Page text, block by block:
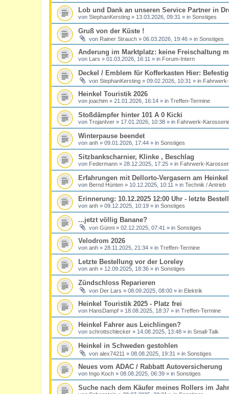
Lob und Dank an unseren Service Partner in
von StephanKersting » 13.03.2026, 09:31 » in Sonstiges
Gruß von der Küste !
von Rainer Strauch » 06.03.2026, 19:46 » in Sonstiges
Anderung im Marktplatz: keine Freischaltung
von Lars » 01.03.2026, 16:11 » in Forum-Intern
Deckel / Emblem für Kofferkasten Hier:
von StephanKersting » 09.02.2026, 10:31 » in
Heinkel Touristik 2026
von joachim » 21.01.2026, 16:14 » in Treffen-Termine
Stoßdämpfer hinter 101 A 0 Kicki
von TrojanIver » 17.01.2026, 10:38 » in Fahrwerk-
Winterpause beendet
von anh » 09.01.2026, 17:44 » in Sonstiges
Sitzbankscharnier, Klinke , Beschlag
von Federmann » 28.12.2025, 17:25 » in Fahrwerk-
Erfahrungen mit Dellorto-Vergasern am Heinkel
von Bernd Hünten » 10.12.2025, 10:11 » in Technik / Antrieb
Erinnerung: 10.12.2025 12:00 Uhr - letzte
von anh » 09.12.2025, 10:19 » in Sonstiges
...jetzt völlig Banane?
von Günni » 02.12.2025, 07:41 » in Sonstiges
Velodrom 2026
von anh » 28.11.2025, 21:34 » in Treffen-Termine
Letzte Bestellung vor der Loreley
von anh » 12.09.2025, 18:36 » in Sonstiges
Zündschloss Reparieren
von Der Lars » 08.09.2025, 08:00 » in Elektrik
Heinkel Touristik 2025 - Platz frei
von HansDampf » 18.08.2025, 18:37 » in Treffen-Termine
Heinkel Fahrer aus Leichlingen?
von schrottschlecker » 14.08.2025, 13:48 » in Small-Talk
Heinkel in Schweden gestohlen
von alex74211 » 08.08.2025, 19:31 » in Sonstiges
Neues vom ADAC / Rabbatt Autoversicherung
von Ingo Koch » 08.08.2025, 06:39 » in Sonstiges
Suche nach dem Käufer meines Rollers im